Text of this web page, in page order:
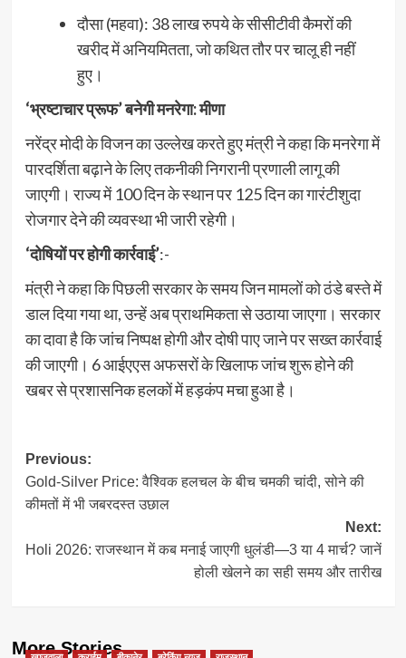
दौसा (महवा): 38 लाख रुपये के सीसीटीवी कैमरों की
खरीद में अनियमितता, जो कथित तौर पर चालू ही नहीं
हुए।
‘भ्रष्टाचार प्रूफ’ बनेगी मनरेगा: मीणा
नरेंद्र मोदी के विजन का उल्लेख करते हुए मंत्री ने कहा कि मनरेगा में
पारदर्शिता बढ़ाने के लिए तकनीकी निगरानी प्रणाली लागू की
जाएगी। राज्य में 100 दिन के स्थान पर 125 दिन का गारंटीशुदा
रोजगार देने की व्यवस्था भी जारी रहेगी।
‘दोषियों पर होगी कार्रवाई’:-
मंत्री ने कहा कि पिछली सरकार के समय जिन मामलों को ठंडे बस्ते में
डाल दिया गया था, उन्हें अब प्राथमिकता से उठाया जाएगा। सरकार
का दावा है कि जांच निष्पक्ष होगी और दोषी पाए जाने पर सख्त कार्रवाई
की जाएगी। 6 आईएएस अफसरों के खिलाफ जांच शुरू होने की
खबर से प्रशासनिक हलकों में हड़कंप मचा हुआ है।
Post
navigation
Previous:
Gold-Silver Price: वैश्विक हलचल के बीच चमकी चांदी, सोने की
कीमतों में भी जबरदस्त उछाल
Next:
Holi 2026: राजस्थान में कब मनाई जाएगी धुलंडी—3 या 4 मार्च? जानें
होली खेलने का सही समय और तारीख
More Stories